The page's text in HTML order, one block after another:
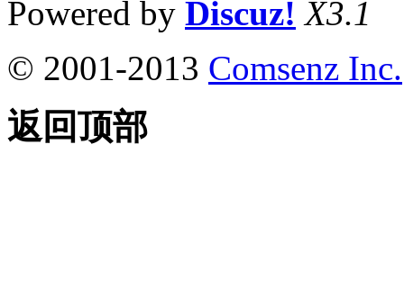
Powered by Discuz! X3.1
© 2001-2013 Comsenz Inc.
返回顶部